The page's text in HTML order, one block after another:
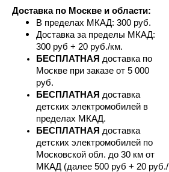
Доставка по Москве и области:
В пределах МКАД: 300 руб.
Доставка за пределы МКАД:
300 руб + 20 руб./км.
БЕСПЛАТНАЯ доставка по
Москве при заказе от 5 000
руб.
БЕСПЛАТНАЯ доставка
детских электромобилей в
пределах МКАД.
БЕСПЛАТНАЯ доставка
детских электромобилей по
Московской обл. до 30 км от
МКАД (далее 500 руб + 20 руб./